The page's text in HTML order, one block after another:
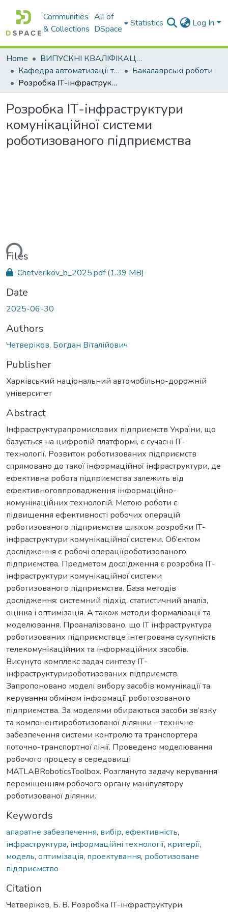
Communities
& Collections
All of
DSpace
Statistics Log In
Home
ВИПУСКНІ КВАЛІФІКАЦІЙНІ РОБОТИ
Кафедра автоматизації та комп’ютерно-інтегрованих технологій
Бакалаврські роботи
Розробка ІТ-інфраструктури комунікаційної системи роботизованого підприємства
Розробка ІТ-інфраструктури
комунікаційної системи
роботизованого підприємства
Files
Chetverikov_b_2025.pdf(1.39 MB)
Date
2025-06-30
Authors
Четверіков, Богдан Віталійович
Publisher
Харківський національний автомобільно-дорожній
університет
Abstract
Інфраструктурапромислових підприємств України, що
базується на цифровій платформі, є сучасні ІТ-
технології. Розвиток роботизованих підприємств
спрямовано до такої інформаційної інфраструктури, де
ефективна робота підприємства залежить від
ефективноговпровадження інформаційно-
комунікаційних технологій. Метою роботи є
підвищення ефективності робочих операцій
роботизованого підприємства шляхом розробки ІТ-
інфраструктури комунікаційної системи. Об'єктом
дослідження є робочі операціїроботизованого
підприємства. Предметом дослідження є розробка ІТ-
інфраструктури комунікаційної системи
роботизованого підприємства. База методів
дослідження: системний підхід, статистичний аналіз,
оцінка і оптимізація. А також методи формалізації та
моделювання. Проаналізовано, що ІТ інфраструктура
роботизованих підприємствце інтегрована сукупність
телекомунікаційних та інформаційних засобів.
Висунуто комплекс задач синтезу ІТ-
інфраструктурироботизованих підприємств.
Запропоновано моделі вибору засобів комунікації та
керування обміном інформації роботозованого
підприємства. За моделями обираються засоби зв’язку
та компонентироботизованої ділянки – технічне
забезпечення системи контролю та транспортера
поточно-транспортної лінії. Проведено моделювання
робочого процесу в середовищі
MATLABRoboticsToolbox. Розглянуто задачу керування
переміщенням робочого органу маніпулятору
роботизованої ділянки.
Keywords
апаратне забезпечення, вибір, ефективність,
інфраструктура, інформаційні технології, критерії,
модель, оптимізація, проектування, роботизоване
підприємство
Citation
Четверіков, Б. В. Розробка ІТ-інфраструктури